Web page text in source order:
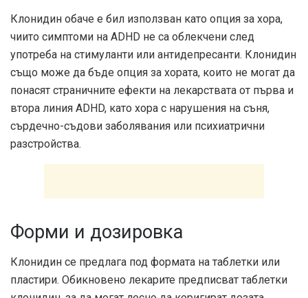
Клонидин обаче е бил използван като опция за хора,
чиито симптоми на ADHD не са облекчени след
употреба на стимуланти или антидепресанти. Клонидин
също може да бъде опция за хората, които не могат да
понасят страничните ефекти на лекарствата от първа и
втора линия ADHD, като хора с нарушения на съня,
сърдечно-съдови заболявания или психиатрични
разстройства.
Форми и дозировка
Клонидин се предлага под формата на таблетки или
пластири. Обикновено лекарите предписват таблетки